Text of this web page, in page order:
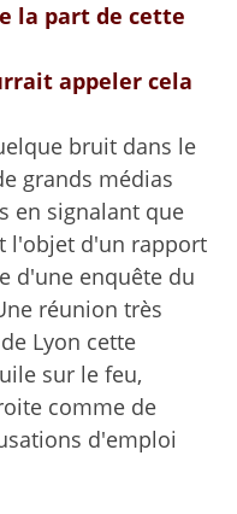
la part de cette
appeler cela
bruit dans le
grands médias
en signalant que
l'objet d'un rapport
d'une enquête du
réunion très
Lyon cette
sur le feu,
comme de
d'emploi